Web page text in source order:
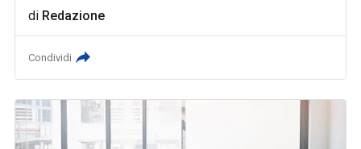
di Redazione
Condividi